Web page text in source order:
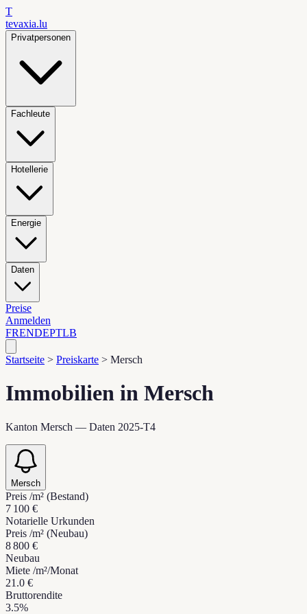
T
tevaxia.lu
Privatpersonen
Fachleute
Hotellerie
Energie
Daten
Preise
Anmelden
FRENDEPTLB
Startseite > Preiskarte > Mersch
Immobilien in Mersch
Kanton Mersch — Daten 2025-T4
Mersch
Preis /m² (Bestand)
7 100 €
Notarielle Urkunden
Preis /m² (Neubau)
8 800 €
Neubau
Miete /m²/Monat
21.0 €
Bruttorendite
3.5%